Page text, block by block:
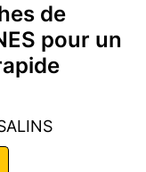
de
pour un